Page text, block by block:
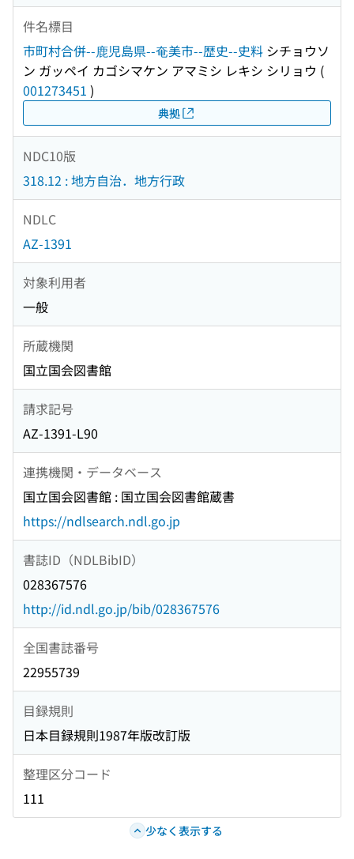
件名標目
市町村合併--鹿児島県--奄美市--歴史--史料 シチョウソ
ン ガッペイ カゴシマケン アマミシ レキシ シリョウ (
001273451 )
典拠
NDC10版
318.12 : 地方自治．地方行政
NDLC
AZ-1391
対象利用者
一般
所蔵機関
国立国会図書館
請求記号
AZ-1391-L90
連携機関・データベース
国立国会図書館 : 国立国会図書館蔵書
https://ndlsearch.ndl.go.jp
書誌ID（NDLBibID）
028367576
http://id.ndl.go.jp/bib/028367576
全国書誌番号
22955739
目録規則
日本目録規則1987年版改訂版
整理区分コード
111
少なく表示する